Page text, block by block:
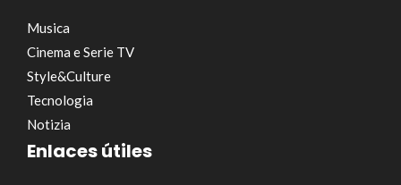
Musica
Cinema e Serie TV
Style&Culture
Tecnologia
Notizia
Enlaces útiles